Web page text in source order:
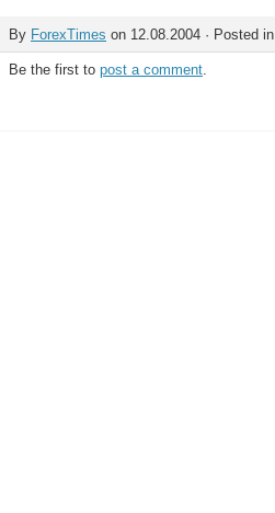
By ForexTimes on 12.08.2004 · Posted in
Be the first to post a comment.